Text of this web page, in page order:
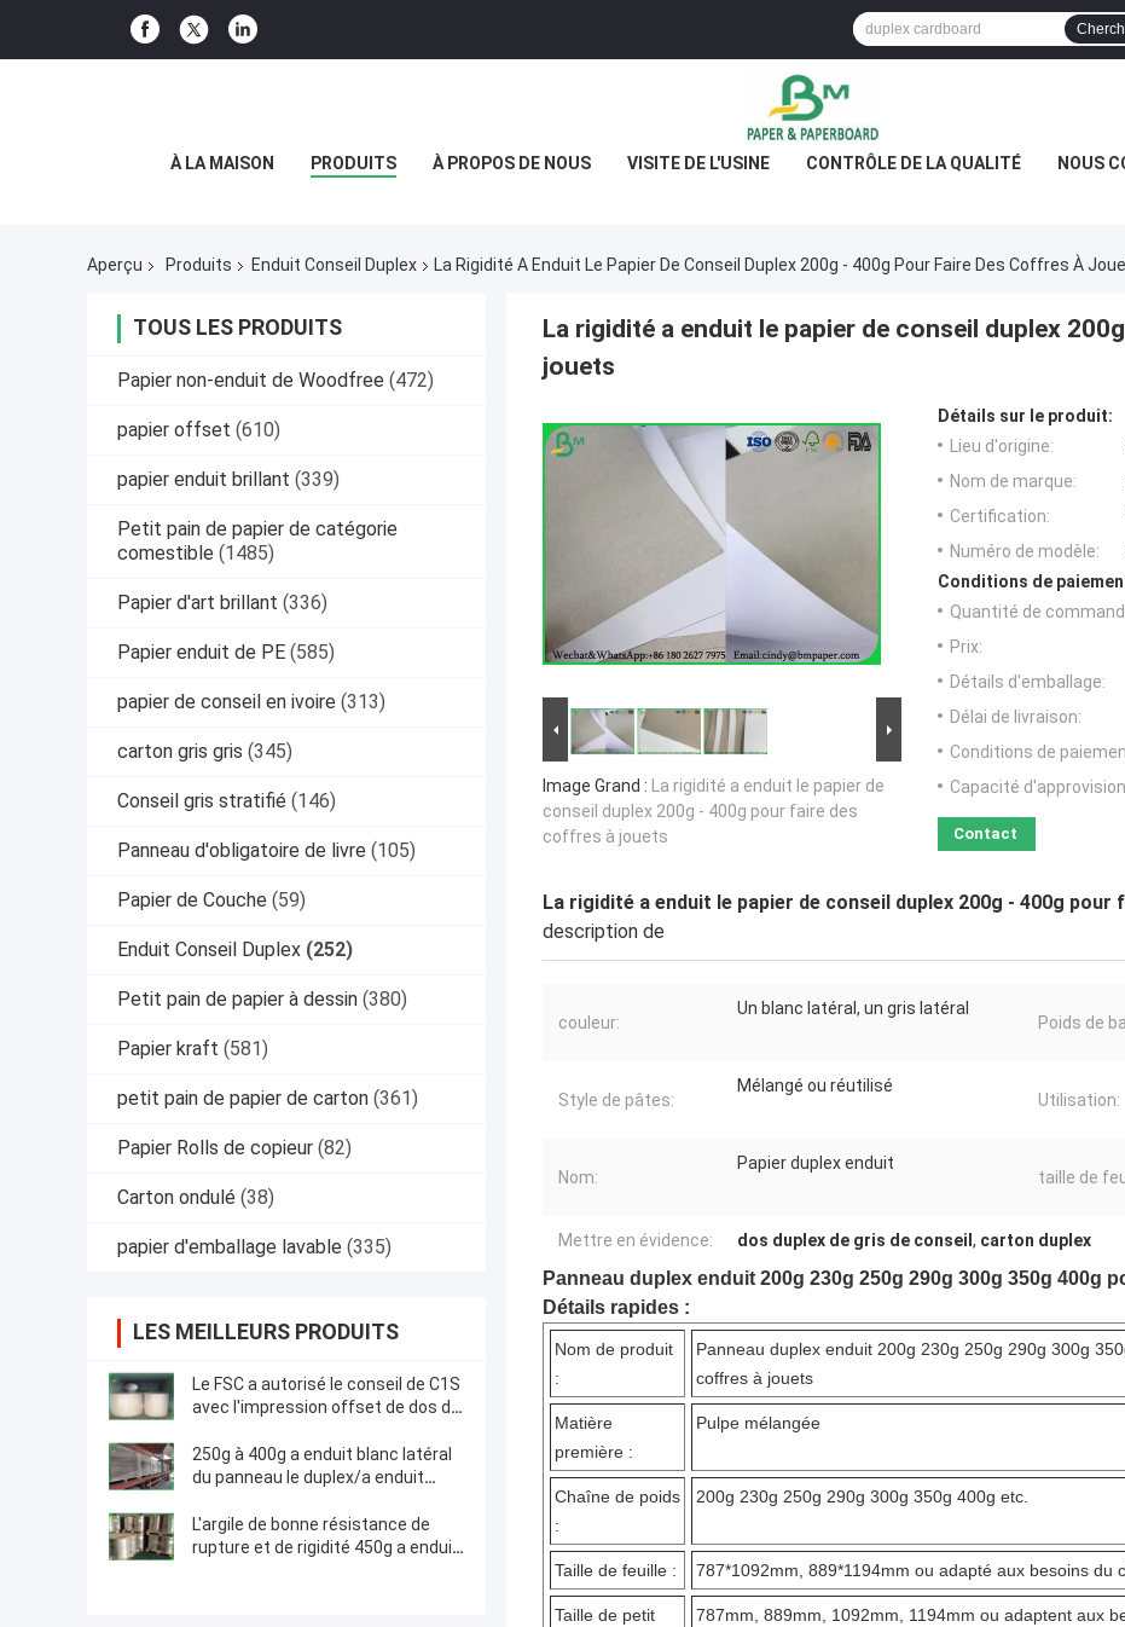
À LA MAISON PRODUITS À PROPOS DE NOUS VISITE DE L'USINE CONTRÔLE DE LA QUALITÉ NOUS
Aperçu Produits Enduit Conseil Duplex La Rigidité A Enduit Le Papier De Conseil Duplex 200g - 400g Pour Faire Des Coffres À
TOUS LES PRODUITS
Papier non-enduit de Woodfree (472)
papier offset (610)
papier enduit brillant (339)
Petit pain de papier de catégorie
comestible (1485)
Papier d'art brillant (336)
Papier enduit de PE (585)
papier de conseil en ivoire (313)
carton gris gris (345)
Conseil gris stratifié (146)
Panneau d'obligatoire de livre (105)
Papier de Couche (59)
Enduit Conseil Duplex (252)
Petit pain de papier à dessin (380)
Papier kraft (581)
petit pain de papier de carton (361)
Papier Rolls de copieur (82)
Carton ondulé (38)
papier d'emballage lavable (335)
LES MEILLEURS PRODUITS
Le FSC a autorisé le conseil de C1S
avec l'impression offset de dos de
1160mm
250g à 400g a enduit blanc latéral
du panneau le duplex/a enduit
messager
L'argile de bonne résistance de
rupture et de rigidité 450g a enduit
La rigidité a enduit le papier de conseil duplex
jouets
Image Grand : La rigidité a enduit le papier de
conseil duplex 200g - 400g pour faire des
coffres à jouets
Détails sur le produit:
Lieu d'origine:
Nom de marque:
Certification:
Numéro de modèle:
Conditions de
Quantité de
Prix:
Détails d'emballage:
Délai de livraison:
Conditions de
Capacité
Contact
La rigidité a enduit le papier de conseil duplex 200g - 400g
description de
couleur:
Un blanc latéral, un gris latéral
Poids de
Style de pâtes:
Mélangé ou réutilisé
Utilisation:
Nom:
Papier duplex enduit
taille de
Mettre en évidence: dos duplex de gris de conseil , carton duplex
Panneau duplex enduit 200g 230g 250g 290g 300g 350g 400g
Détails rapides :
Nom de produit
:
Panneau duplex enduit 200g 230g 250g 290g 300g
coffres à jouets
Matière
première :
Pulpe mélangée
Chaîne de poids
:
200g 230g 250g 290g 300g 350g 400g etc.
Taille de feuille : 787*1092mm, 889*1194mm ou adapté aux besoins du
Taille de petit
787mm, 889mm, 1092mm, 1194mm ou adaptent aux